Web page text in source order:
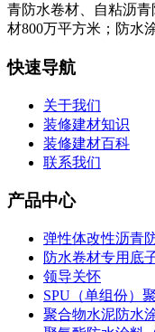
青防水卷材、自粘沥
材800万平方米；防水
快速导航
关于我们
装修建材知识
装修建材百科
联系我们
产品中心
弹性体改性沥青
防水卷材专用底
领导关怀
SPU（单组份）
聚合物水泥防水涂